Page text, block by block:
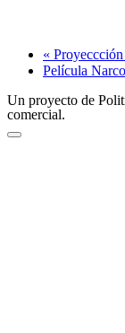
«
Película
Un proyecto de
comercial.